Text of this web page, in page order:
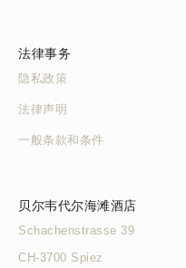
法律事务
隐私政策
法律声明
一般条款和条件
贝尔韦代尔海滩酒店
Schachenstrasse 39
CH-3700 Spiez